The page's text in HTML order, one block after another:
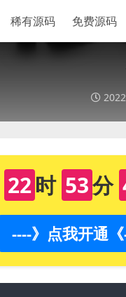
稀有源码 免费源码
22时 53分
----》点我开通